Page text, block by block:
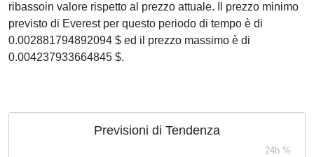
ribassoin valore rispetto al prezzo attuale. Il prezzo minimo
previsto di Everest per questo periodo di tempo è di
0.002881794892094 $ ed il prezzo massimo è di
0.004237933664845 $.
Previsioni di Tendenza
24h %